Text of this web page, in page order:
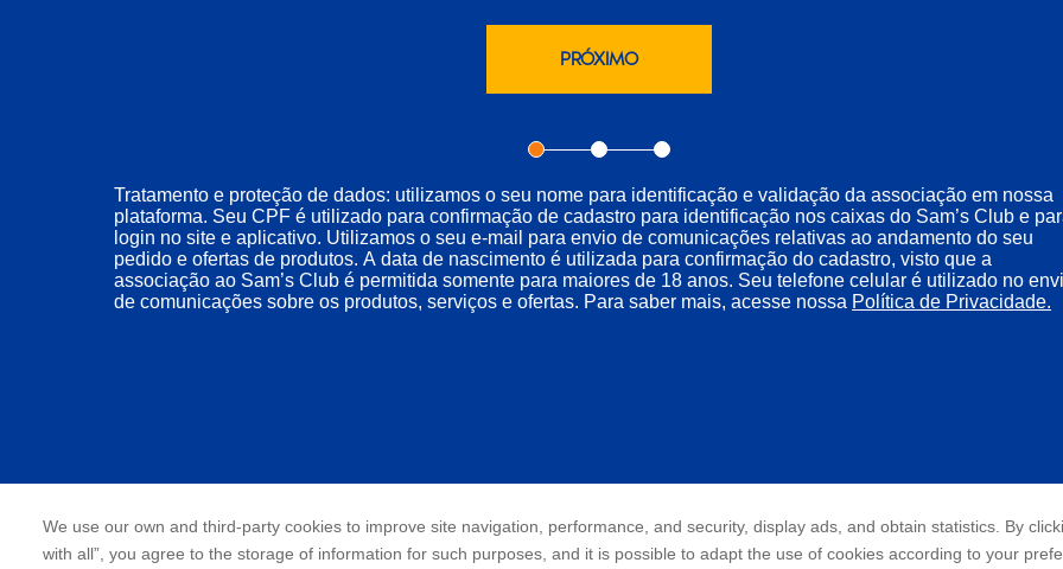
We use our own and third-party cookies to improve site navigation, performance, and security, display ads, and obtain statistics. By
with all”, you agree to the storage of information for such purposes, and it is possible to adapt the use of cookies according to your
Tratamento e proteção de dados: utilizamos o seu nome para identificação e validação da associação em nossa
plataforma. Seu CPF é utilizado para confirmação de cadastro para identificação nos caixas do Sam’s Club e
login no site e aplicativo. Utilizamos o seu e-mail para envio de comunicações relativas ao andamento do seu
pedido e ofertas de produtos. A data de nascimento é utilizada para confirmação do cadastro, visto que a
associação ao Sam’s Club é permitida somente para maiores de 18 anos. Seu telefone celular é utilizado no
de comunicações sobre os produtos, serviços e ofertas. Para saber mais, acesse nossa Política de Privacidade.